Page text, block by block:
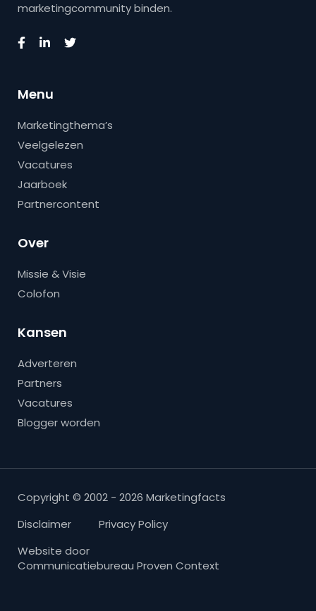
marketingcommunity binden.
Menu
Marketingthema’s
Veelgelezen
Vacatures
Jaarboek
Partnercontent
Over
Missie & Visie
Colofon
Kansen
Adverteren
Partners
Vacatures
Blogger worden
Copyright © 2002 - 2026 Marketingfacts
Disclaimer
Privacy Policy
Website door
Communicatiebureau Proven Context